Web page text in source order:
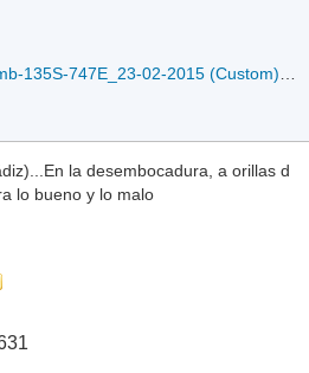
vis90SINVEST_30kts-1000mb-135S-747E_23-02-2015 (Custom).jpg
la desembocadura, a orillas d
lo bueno y lo malo